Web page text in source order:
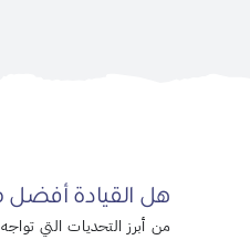
هل القيادة أفضل
من أبرز التحديات التي